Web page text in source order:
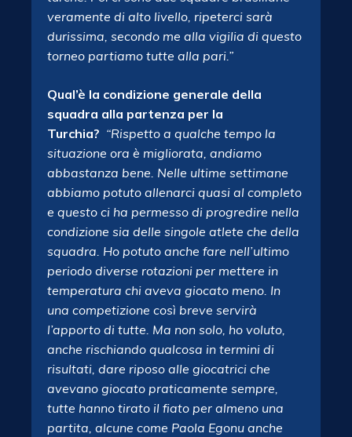
veramente di alto livello, ripeterci sarà
durissima, secondo me alla vigilia di questo
torneo partiamo tutte alla pari.”
Qual’è la condizione generale della
squadra alla partenza per la
Turchia? “Rispetto a qualche tempo la
situazione ora è migliorata, andiamo
abbastanza bene. Nelle ultime settimane
abbiamo potuto allenarci quasi al completo
e questo ci ha permesso di progredire nella
condizione sia delle singole atlete che della
squadra. Ho potuto anche fare nell’ultimo
periodo diverse rotazioni per mettere in
temperatura chi aveva giocato meno. In
una competizione così breve servirà
l’apporto di tutte. Ma non solo, ho voluto,
anche rischiando qualcosa in termini di
risultati, dare riposo alle giocatrici che
avevano giocato praticamente sempre,
tutte hanno tirato il fiato per almeno una
partita, alcune come Paola Egonu anche